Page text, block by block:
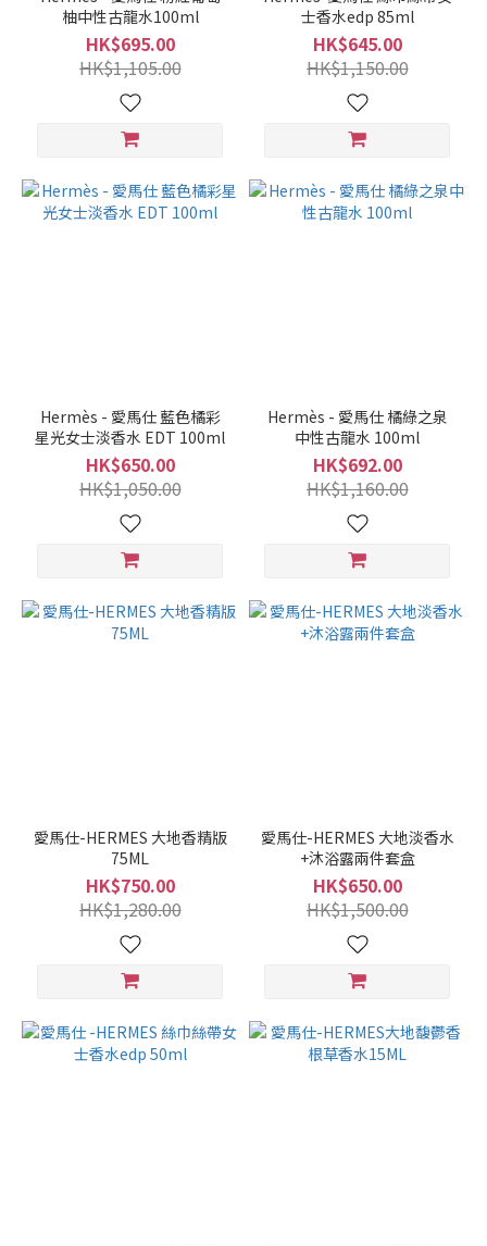
柚中性古龍水100ml
HK$695.00
HK$1,105.00
士香水edp 85ml
HK$645.00
HK$1,150.00
Hermès - 愛馬仕 藍色橘彩
星光女士淡香水 EDT 100ml
HK$650.00
HK$1,050.00
Hermès - 愛馬仕 橘綠之泉
中性古龍水 100ml
HK$692.00
HK$1,160.00
愛馬仕-HERMES 大地香精版
75ML
HK$750.00
HK$1,280.00
愛馬仕-HERMES 大地淡香水
+沐浴露兩件套盒
HK$650.00
HK$1,500.00